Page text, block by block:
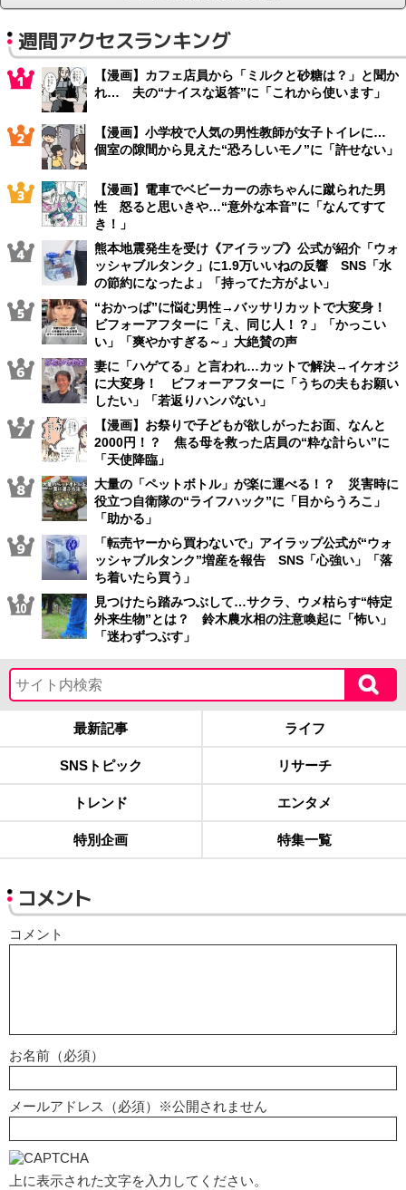
週間アクセスランキング
【漫画】カフェ店員から「ミルクと砂糖は？」と聞か
れ… 夫の“ナイスな返答”に「これから使います」
【漫画】小学校で人気の男性教師が女子トイレに…
個室の隙間から見えた“恐ろしいモノ”に「許せない」
【漫画】電車でベビーカーの赤ちゃんに蹴られた男
性 怒ると思いきや…“意外な本音”に「なんてすて
き！」
熊本地震発生を受け《アイラップ》公式が紹介「ウォ
ッシャブルタンク」に1.9万いいねの反響 SNS「水
の節約になったよ」「持ってた方がよい」
“おかっぱ”に悩む男性→バッサリカットで大変身！
ビフォーアフターに「え、同じ人！？」「かっこい
い」「爽やかすぎる～」大絶賛の声
妻に「ハゲてる」と言われ…カットで解決→イケオジ
に大変身！ ビフォーアフターに「うちの夫もお願い
したい」「若返りハンパない」
【漫画】お祭りで子どもが欲しがったお面、なんと
2000円！？ 焦る母を救った店員の“粋な計らい”に
「天使降臨」
大量の「ペットボトル」が楽に運べる！？ 災害時に
役立つ自衛隊の“ライフハック”に「目からうろこ」
「助かる」
「転売ヤーから買わないで」アイラップ公式が“ウォ
ッシャブルタンク”増産を報告 SNS「心強い」「落
ち着いたら買う」
見つけたら踏みつぶして…サクラ、ウメ枯らす“特定
外来生物”とは？ 鈴木農水相の注意喚起に「怖い」
「迷わずつぶす」
最新記事 ライフ
SNSトピック リサーチ
トレンド エンタメ
特別企画 特集一覧
コメント
コメント
お名前（必須）
メールアドレス（必須）※公開されません
上に表示された文字を入力してください。